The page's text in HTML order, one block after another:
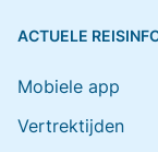
ACTUELE
Mobiele app
Vertrektijden